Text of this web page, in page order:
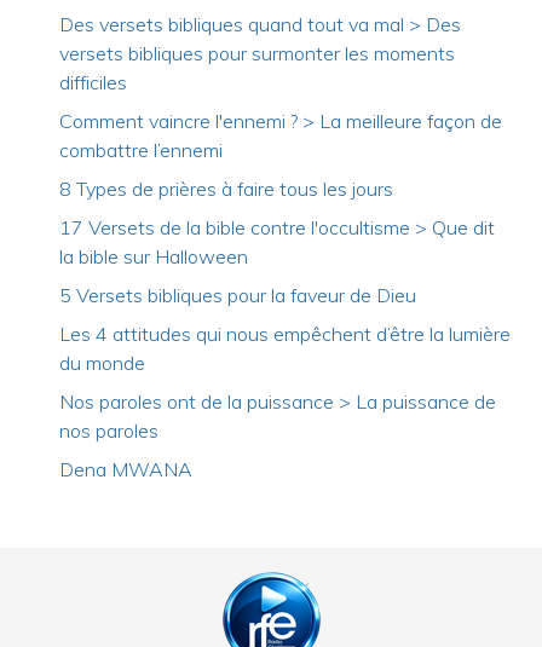
Des versets bibliques quand tout va mal > Des
versets bibliques pour surmonter les moments
difficiles
Comment vaincre l'ennemi ? > La meilleure façon de
combattre l’ennemi
8 Types de prières à faire tous les jours
17 Versets de la bible contre l'occultisme > Que dit
la bible sur Halloween
5 Versets bibliques pour la faveur de Dieu
Les 4 attitudes qui nous empêchent d’être la lumière
du monde
Nos paroles ont de la puissance > La puissance de
nos paroles
Dena MWANA